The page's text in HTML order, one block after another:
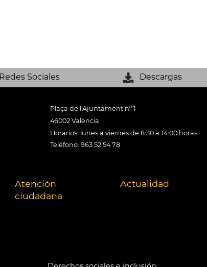
Redes Sociales Descargas
Plaça de l'Ajuntament nº 1
46002 València
Horarios: lunes a viernes de 8:30 a 14:00 horas
Teléfono: 963 52 54 78
Atención
ciudadana
Actualidad